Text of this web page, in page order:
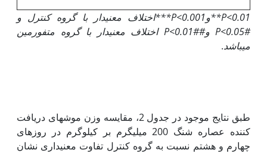
P<0.01**وP<0.001***اختلاف معنیدار با گروه کنترل و
P<0.05# و P<0.01## اختلاف معنی
دار با گروه متفورمین
میباشد.
طبق نتایج موجود در جدول 2، مقایسه وزن موش‏های دریافت
کننده عصاره شنگ 200 میلی‏گرم بر کیلو‏گرم در روزهای
چهارم و هشتم نسبت به گروه کنترل تفاوت معنی‏داری نشان